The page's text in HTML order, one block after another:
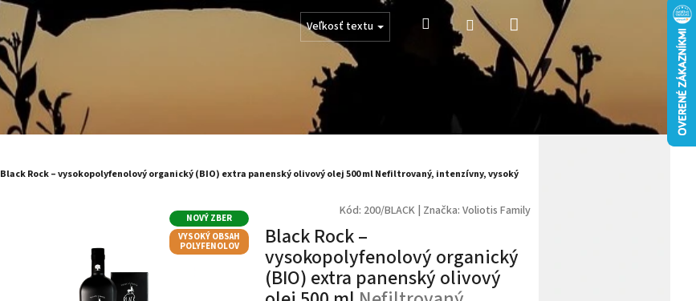
Veľkosť textu Hľadať PrihlásenieNákupný
košík
Black Rock – vysokopolyfenolový organický (BIO) extra panenský olivový olej 500 mlNefiltrovaný, intenzívny, vysoký
Rodinná výroba z Argolidy (Grécko)
NOVÝ ZBER
VYSOKÝ OBSAH
POLYFENOLOV
Kód: 200/BLACK Značka: Voliotis Family
Black Rock –
vysokopolyfenolový organický
(BIO) extra panenský olivový